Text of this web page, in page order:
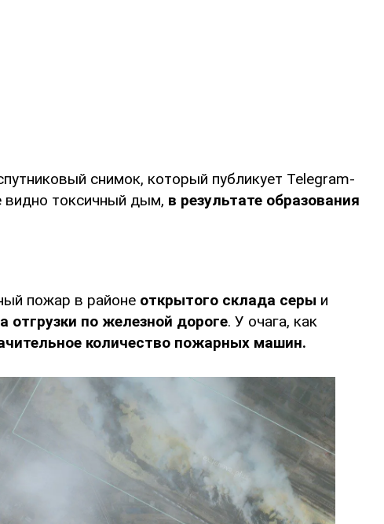
снимок, который публикует Telegram-
видно токсичный дым, в результате образования
пожар в районе открытого склада серы и
отгрузки по железной дороге. У очага, как
количество пожарных машин.